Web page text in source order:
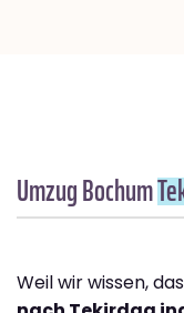
Umzug Bochum
Weil wir wissen,